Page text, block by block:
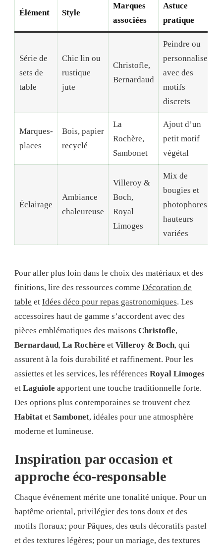
Élément Style
Marques
associées
Astuce
pratique
Série de
sets de
table
Chic lin ou
rustique
jute
Christofle,
Bernardaud
Peindre ou
personnaliser
avec des
motifs
discrets
Marques-
places
Bois, papier
recyclé
La
Rochère,
Sambonet
Ajout d’un
petit motif
végétal
Éclairage
Ambiance
chaleureuse
Villeroy &
Boch,
Royal
Limoges
Mix de
bougies et
photophores,
hauteurs
variées
Pour aller plus loin dans le choix des matériaux et des
finitions, lire des ressources comme Décoration de
table et Idées déco pour repas gastronomiques. Les
accessoires haut de gamme s’accordent avec des
pièces emblématiques des maisons Christofle,
Bernardaud, La Rochère et Villeroy & Boch, qui
assurent à la fois durabilité et raffinement. Pour les
assiettes et les services, les références Royal Limoges
et Laguiole apportent une touche traditionnelle forte.
Des options plus contemporaines se trouvent chez
Habitat et Sambonet, idéales pour une atmosphère
moderne et lumineuse.
Inspiration par occasion et
approche éco-responsable
Chaque événement mérite une tonalité unique. Pour un
baptême oriental, privilégier des tons doux et des
motifs floraux; pour Pâques, des œufs décoratifs pastel
et des textures légères; pour un mariage, des textures